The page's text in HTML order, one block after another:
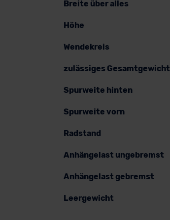
Breite über alles
Höhe
Wendekreis
zulässiges Gesamtgewicht
Spurweite hinten
Spurweite vorn
Radstand
Anhängelast ungebremst
Anhängelast gebremst
Leergewicht